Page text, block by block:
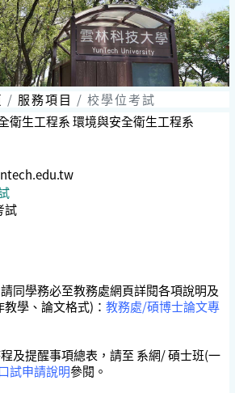
服務項目
校學位考試
衛生工程系 環境與安全衛生工程系
試
同學務必至教務處網頁詳閱各項說明及
學、論文格式)： 教務處/碩博士論文專
及提醒事項總表，請至 系網/ 碩士班(一
試申請說明參閱。